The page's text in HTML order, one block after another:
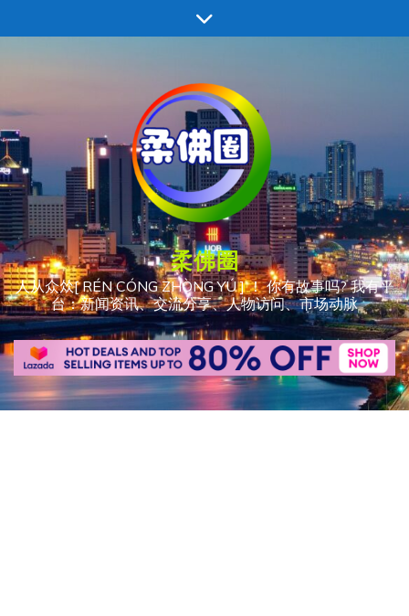
至
柔佛圈
人从众𠈌[ RÉN CÓNG ZHÒNG YÚ ] ！ 你有故事吗? 我有平
台：新闻资讯、交流分享、人物访问、市场动脉